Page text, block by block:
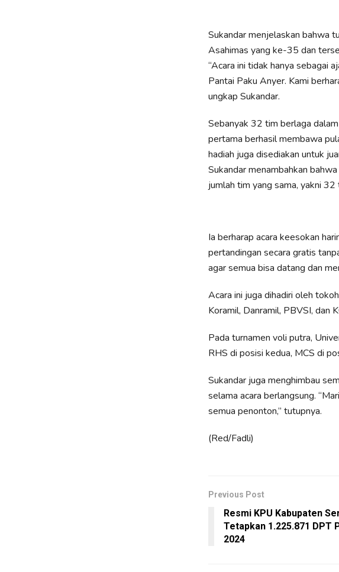
Sukandar menjelaskan bahwa
Asahimas yang ke-35 dan
“Acara ini tidak hanya sebagai
Pantai Paku Anyer. Kami
ungkap Sukandar.
Sebanyak 32 tim berlaga
pertama berhasil membawa
hadiah juga disediakan untuk
Sukandar menambahkan
jumlah tim yang sama, yakni 32
Ia berharap acara keesokan
pertandingan secara gratis
agar semua bisa datang dan
Acara ini juga dihadiri oleh
Koramil, Danramil, PBVSI, dan
Pada turnamen voli putra,
RHS di posisi kedua, MCS di
Sukandar juga menghimbau
selama acara berlangsung.
semua penonton,” tutupnya.
(Red/Fadli)
Previous Post
Resmi KPU Kabupaten
Tetapkan 1.225.871 DPT
2024